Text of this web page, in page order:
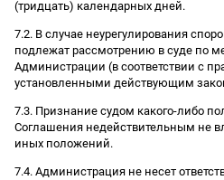
(тридцать) календарных дней.
7.2. В случае неурегулирования
подлежат рассмотрению в суде по
Администрации (в соответствии с
установленными действующим
7.3. Признание судом какого-либо
Соглашения недействительным не
иных положений.
7.4. Администрация не несет